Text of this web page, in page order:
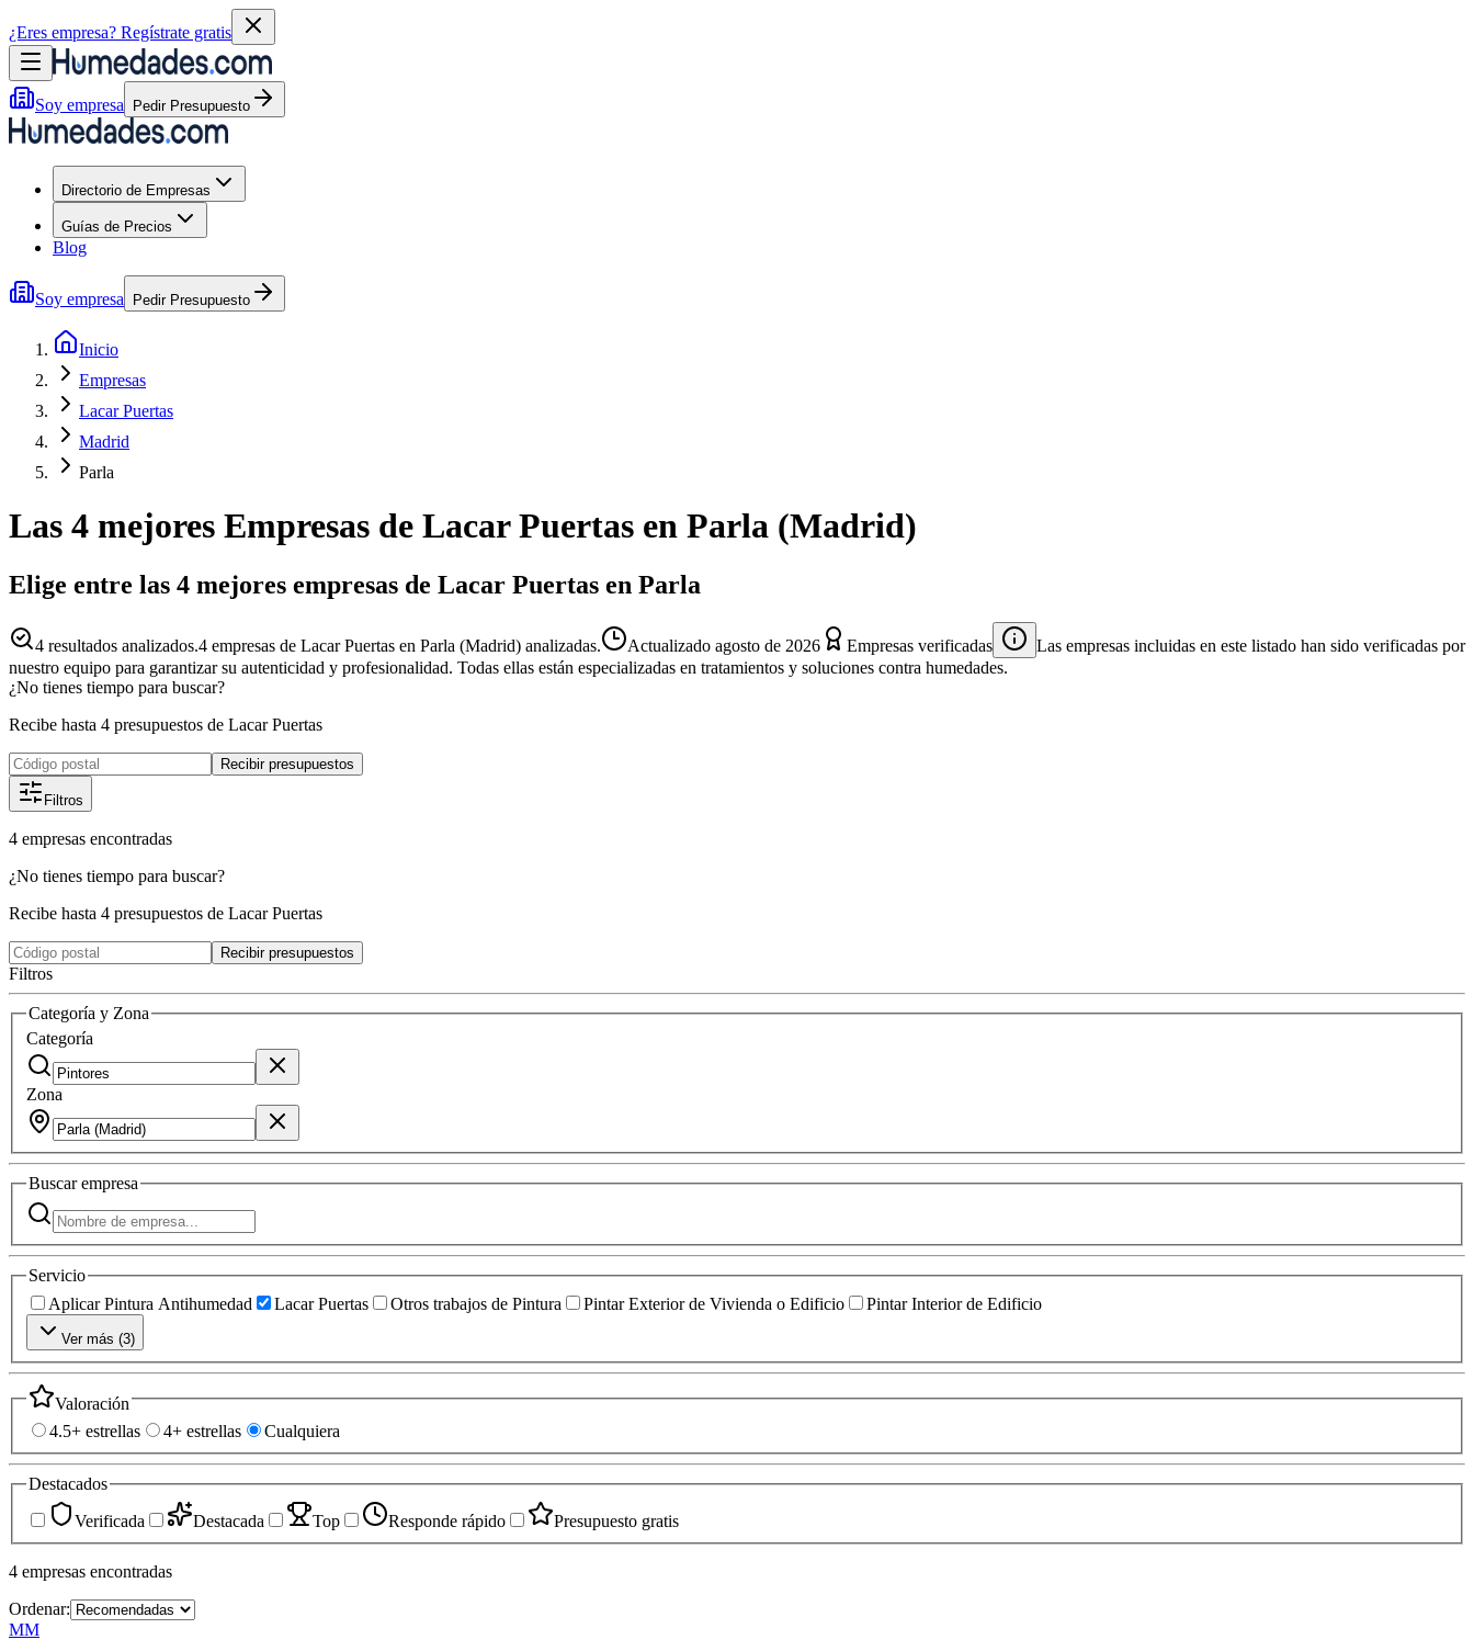
¿Eres empresa? Regístrate gratis
Soy empresa Pedir Presupuesto
Directorio de Empresas
Guías de Precios
Blog
Soy empresa Pedir Presupuesto
Inicio
Empresas
Lacar Puertas
Madrid
Parla
Las 4 mejores Empresas de Lacar Puertas en Parla (Madrid)
Elige entre las 4 mejores empresas de Lacar Puertas en Parla
4 resultados analizados.4 empresas de Lacar Puertas en Parla (Madrid) analizadas. Actualizado agosto de 2026 Empresas verificadas
Las empresas incluidas en este listado han sido verificadas por
nuestro equipo para garantizar su autenticidad y profesionalidad. Todas ellas están especializadas en tratamientos y soluciones contra humedades.
¿No tienes tiempo para buscar?
Recibe hasta 4 presupuestos de Lacar Puertas
Recibir presupuestos
Filtros
4 empresas encontradas
¿No tienes tiempo para buscar?
Recibe hasta 4 presupuestos de Lacar Puertas
Recibir presupuestos
Filtros
Categoría y Zona
Categoría
Zona
Buscarempresa
Servicio
Aplicar Pintura Antihumedad
Lacar Puertas Otros trabajos de Pintura Pintar Exterior de Vivienda o Edificio Pintar Interior de Edificio
Ver más (3)
Valoración
4.5+ estrellas
4+ estrellas Cualquiera
Destacados
Verificada
Destacada Top Responde rápido Presupuesto gratis
4 empresas encontradas
Ordenar:
MM